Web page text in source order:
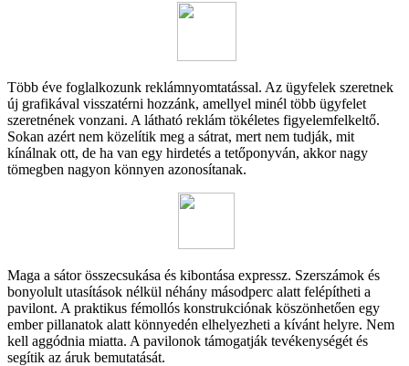
Több éve foglalkozunk reklámnyomtatással. Az ügyfelek szeretnek
új grafikával visszatérni hozzánk, amellyel minél több ügyfelet
szeretnének vonzani. A látható reklám tökéletes figyelemfelkeltő.
Sokan azért nem közelítik meg a sátrat, mert nem tudják, mit
kínálnak ott, de ha van egy hirdetés a tetőponyván, akkor nagy
tömegben nagyon könnyen azonosítanak.
Maga a sátor összecsukása és kibontása expressz. Szerszámok és
bonyolult utasítások nélkül néhány másodperc alatt felépítheti a
pavilont. A praktikus fémollós konstrukciónak köszönhetően egy
ember pillanatok alatt könnyedén elhelyezheti a kívánt helyre. Nem
kell aggódnia miatta. A pavilonok támogatják tevékenységét és
segítik az áruk bemutatását.